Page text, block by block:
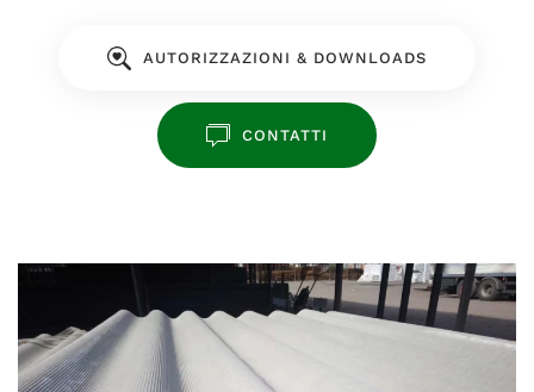
AUTORIZZAZIONI & DOWNLOADS
CONTATTI